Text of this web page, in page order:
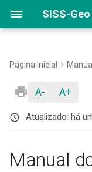
SISS-Geo
n
Validação
(colaborador)
Passo a passo para
Iniciando o registro
Saúde
Equipe notificadora
Página Inicial
A- A+
Atualizado: há
Manual